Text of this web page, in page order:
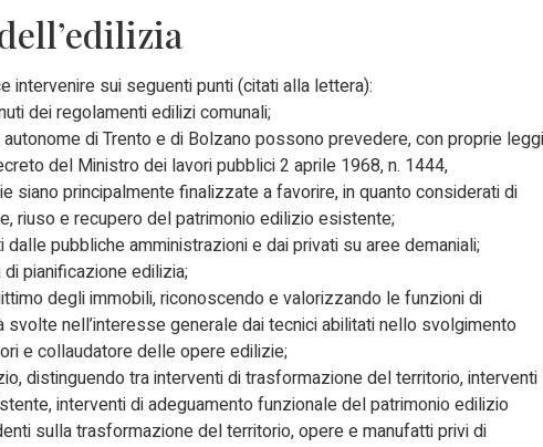
intervenire sui seguenti punti (citati alla lettera):
dei regolamenti edilizi comunali;
di Trento e di Bolzano possono prevedere, con proprie leggi
del Ministro dei lavori pubblici 2 aprile 1968, n. 1444,
siano principalmente finalizzate a favorire, in quanto considerati di
riuso e recupero del patrimonio edilizio esistente;
pubbliche amministrazioni e dai privati su aree demaniali;
pianificazione edilizia;
degli immobili, riconoscendo e valorizzando le funzioni di
nell’interesse generale dai tecnici abilitati nello svolgimento
e collaudatore delle opere edilizie;
distinguendo tra interventi di trasformazione del territorio, interventi
interventi di adeguamento funzionale del patrimonio edilizio
sulla trasformazione del territorio, opere e manufatti privi di